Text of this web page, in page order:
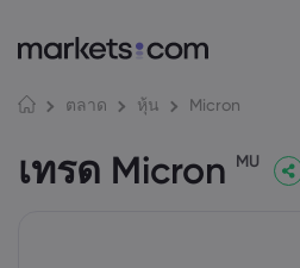
ตลาด หุ้น Micron
เทรด Micron MU